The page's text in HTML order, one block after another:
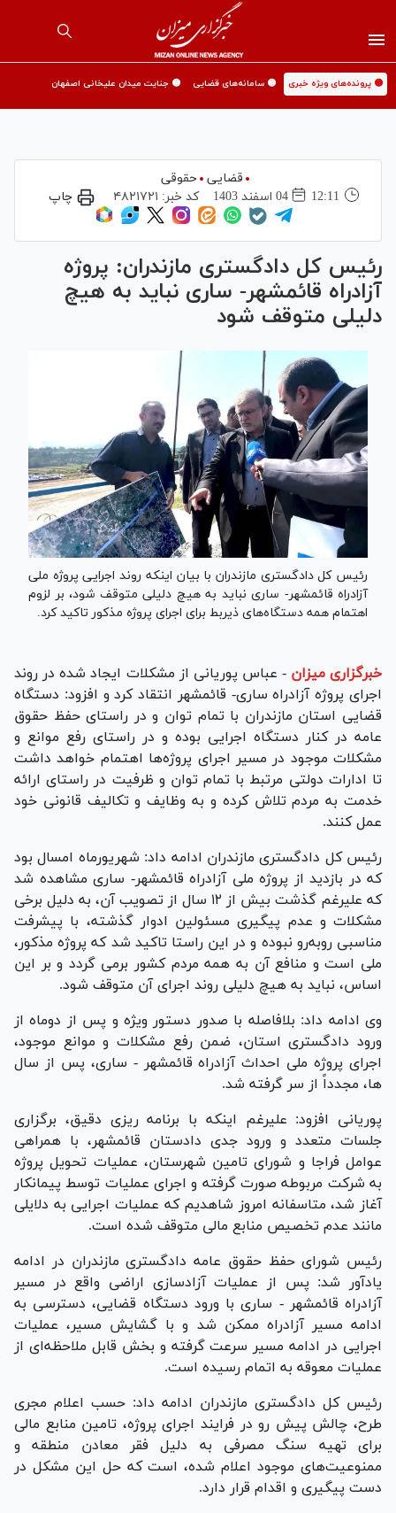
🟡 پرونده‌های ویژه خبری 🟡 سامانه‌های قضایی 🟡 جنایت میدان علیخانی اصفهان
قضایی حقوقی
12:11
04 اسفند 1403 کد خبر: ۴۸۲۱۷۲۱ چاپ
رئیس کل دادگستری مازندران: پروژه
آزادراه قائمشهر- ساری نباید به هیچ
دلیلی متوقف شود
رئیس کل دادگستری مازندران با بیان اینکه روند اجرایی پروژه ملی
آزادراه قائمشهر- ساری نباید به هیچ دلیلی متوقف شود، بر لزوم
اهتمام همه دستگاه‌های ذیربط برای اجرای پروژه مذکور تاکید کرد.
خبرگزاری میزان - عباس پوریانی از مشکلات ایجاد شده در روند
اجرای پروژه آزادراه ساری- قائمشهر انتقاد کرد و افزود: دستگاه
قضایی استان مازندران با تمام توان و در راستای حفظ حقوق
عامه در کنار دستگاه اجرایی بوده و در راستای رفع موانع و
مشکلات موجود در مسیر اجرای پروژه‌ها اهتمام خواهد داشت
تا ادارات دولتی مرتبط با تمام توان و ظرفیت در راستای ارائه
خدمت به مردم تلاش کرده و به وظایف و تکالیف قانونی خود
عمل کنند.
رئیس کل دادگستری مازندران ادامه داد: شهریورماه امسال بود
که در بازدید از پروژه ملی آزادراه قائمشهر- ساری مشاهده شد
که علیرغم گذشت بیش از ۱۲ سال از تصویب آن، به دلیل برخی
مشکلات و عدم پیگیری مسئولین ادوار گذشته، با پیشرفت
مناسبی رو‌به‌رو نبوده و در این راستا تاکید شد که پروژه مذکور،
ملی است و منافع آن به همه مردم کشور برمی گردد و بر این
اساس، نباید به هیچ دلیلی روند اجرای آن متوقف شود.
وی ادامه داد: بلافاصله با صدور دستور ویژه و پس از دوماه از
ورود دادگستری استان، ضمن رفع مشکلات و موانع موجود،
اجرای پروژه ملی احداث آزادراه قائمشهر - ساری، پس از سال
ها، مجدداً از سر گرفته شد.
پوریانی افزود: علیرغم اینکه با برنامه ریزی دقیق، برگزاری
جلسات متعدد و ورود جدی دادستان قائمشهر، با همراهی
عوامل فراجا و شورای تامین شهرستان، عملیات تحویل پروژه
به شرکت مربوطه صورت گرفته و اجرای عملیات توسط پیمانکار
آغاز شد، متاسفانه امروز شاهدیم که عملیات اجرایی به دلایلی
مانند عدم تخصیص منابع مالی متوقف شده است.
رئیس شورای حفظ حقوق عامه دادگستری مازندران در ادامه
یادآور شد: پس از عملیات آزادسازی اراضی واقع در مسیر
آزادراه قائمشهر - ساری با ورود دستگاه قضایی، دسترسی به
ادامه مسیر آزادراه ممکن شد و با گشایش مسیر، عملیات
اجرایی در ادامه مسیر سرعت گرفته و بخش قابل ملاحظه‌ای از
عملیات معوقه به اتمام رسیده است.
رئیس کل دادگستری مازندران ادامه داد: حسب اعلام مجری
طرح، چالش پیش رو در فرایند اجرای پروژه، تامین منابع مالی
برای تهیه سنگ مصرفی به دلیل فقر معادن منطقه و
ممنوعیت‌های موجود اعلام شده، است که حل این مشکل در
دست پیگیری و اقدام قرار دارد.